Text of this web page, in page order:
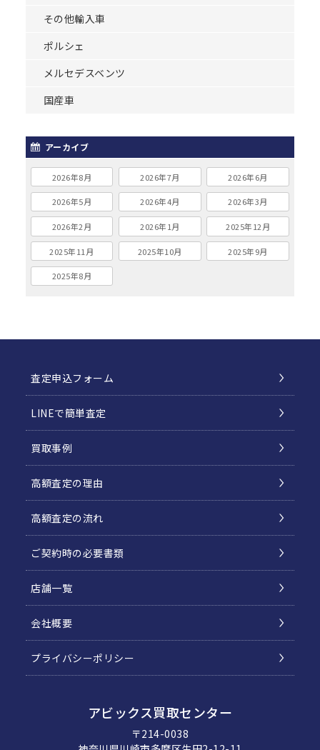
その他輸入車
ポルシェ
メルセデスベンツ
国産車
アーカイブ
2026年8月 2026年7月 2026年6月
2026年5月 2026年4月 2026年3月
2026年2月 2026年1月 2025年12月
2025年11月 2025年10月 2025年9月
2025年8月
査定申込フォーム
LINEで簡単査定
買取事例
高額査定の理由
高額査定の流れ
ご契約時の必要書類
店舗一覧
会社概要
プライバシーポリシー
アビックス買取センター
〒214-0038